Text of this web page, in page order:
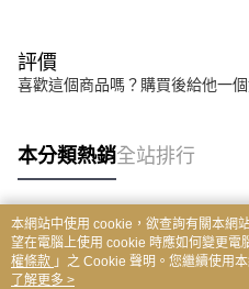
評價
喜歡這個商品嗎？購買後給他一
本分類熱銷全站排行
熱門標籤
本網站中使用 cookie，欲查詢有關本網
望在電腦上使用 cookie 時應如何變更電
權條款 」之 Cookie 聲明。您繼續使用
用條款之 Cookie 聲明使用 cookie。
了解更多 >